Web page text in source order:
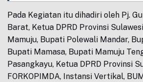
Pada Kegiatan itu dihadiri oleh Pj.
Barat, Ketua DPRD Provinsi
Mamuju, Bupati Polewali Mandar,
Bupati Mamasa, Bupati Mamuju
Pasangkayu, Ketua DPRD Provinsi
FORKOPIMDA, Instansi Vertikal,